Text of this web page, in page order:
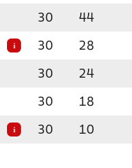
30 44
i 30 28
30 24
30 18
i 30 10